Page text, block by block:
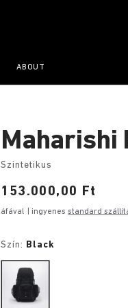
ABOUT
Maharishi
Szintetikus
Price:
153.000,00 Ft
áfával | ingyenesstandard
Szín: Black